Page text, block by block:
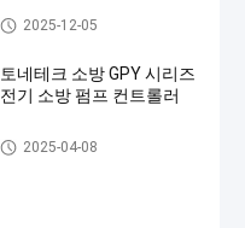
전동기 몬 불 펌프
2025-12-05
토네테크 소방 GPY 시리즈
전기 소방 펌프 컨트롤러
불 펌프 관제사
2025-04-08